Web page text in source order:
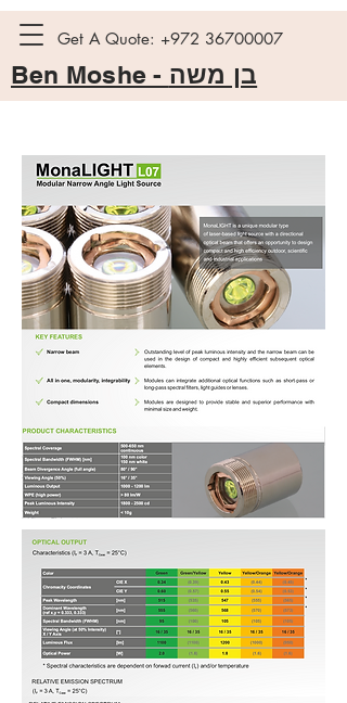
Get A Quote: +972 36700007
Ben Moshe - בן משה